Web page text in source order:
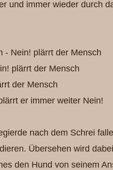
und immer wieder durch
- Nein! plärrt der Mensch
plärrt der Mensch
der Mensch
er immer weiter Nein!
nach dem Schrei
Übersehen wird
den Hund von seinem